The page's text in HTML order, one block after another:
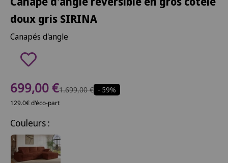
doux gris SIRINA
Canapés d'angle
Prix de vente
699,00 €Prix normal
1.699,00 € - 59%
129.0€ d'éco-part
Couleurs :